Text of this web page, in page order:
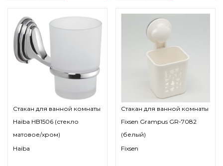
Стакан для ванной комнаты
Haiba HB1506 (стекло
матовое/хром)
Haiba
Стакан для ванной комнаты
Fixsen Grampus GR-7082
(белый)
Fixsen